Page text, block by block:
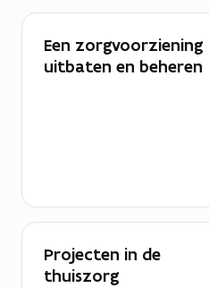
Een zorgvoorziening
uitbaten en beheren
Projecten in de
thuiszorg